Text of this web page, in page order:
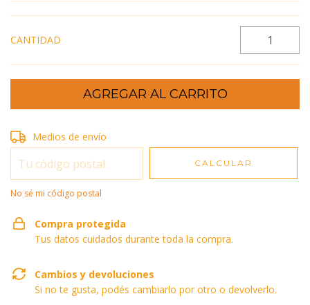
CANTIDAD
Entregas para el CP:
Medios de envío
CALCULAR
No sé mi código postal
Compra protegida
Tus datos cuidados durante toda la compra.
Cambios y devoluciones
Si no te gusta, podés cambiarlo por otro o devolverlo.